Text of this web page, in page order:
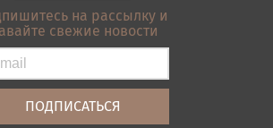
Контакты
Карта сайта
Условия покупки
на рассылку и
свежие новости